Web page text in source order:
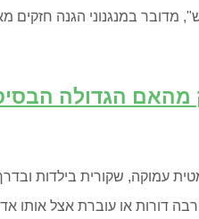
מדובר במנגנוני הגנה
מהאם הגדולה
עמוקה, שקורית בילדות
או עוברת אצל אותו אדם